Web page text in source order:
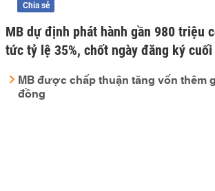
Chia sẻ
MB dự định phát hành gần 980 triệu
tức tỷ lệ 35%, chốt ngày đăng ký
MB được chấp thuận tăng vốn thêm
đồng